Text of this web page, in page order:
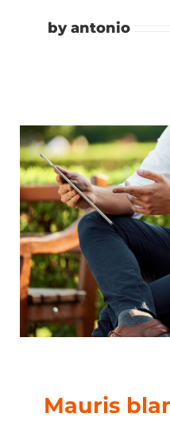
by antonio
Mauris